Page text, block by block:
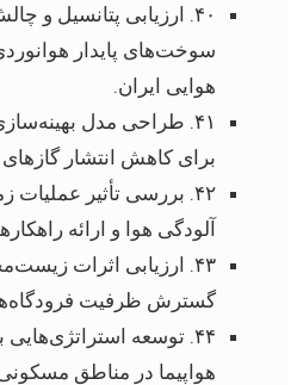
۴۰. ارزیابی پتانسیل و
هوایی ایران.
۴۱. طراحی مدل
برای کاهش انتشار گازهای
۴۲. بررسی تأثیر عملیات
آلودگی هوا و ارائه
۴۳. ارزیابی اثرات
گسترش ظرفیت
۴۴. توسعه
هواپیما در مناطق